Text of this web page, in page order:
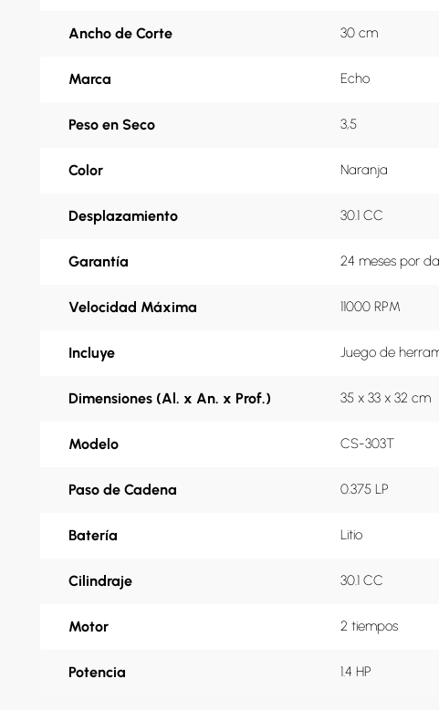
Ancho de Corte 30 cm
Marca Echo
Peso en Seco 3,5
Color Naranja
Desplazamiento 30.1 CC
Garantía 24 meses por
Velocidad Máxima 11000 RPM
Incluye Juego de
Dimensiones (Al. x An. x Prof.) 35 x 33 x 32 cm
Modelo CS-303T
Paso de Cadena 0.375 LP
Batería Litio
Cilindraje 30.1 CC
Motor 2 tiempos
Potencia 1.4 HP